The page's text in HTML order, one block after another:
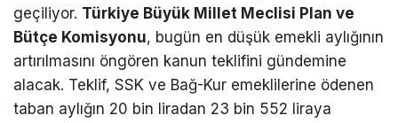
geçiliyor. Türkiye Büyük Millet Meclisi Plan ve
Bütçe Komisyonu, bugün en düşük emekli aylığının
artırılmasını öngören kanun teklifini gündemine
alacak. Teklif, SSK ve Bağ-Kur emeklilerine ödenen
taban aylığın 20 bin liradan 23 bin 552 liraya